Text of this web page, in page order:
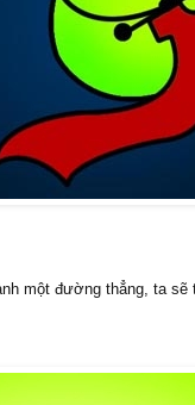
một đường thẳng, ta sẽ